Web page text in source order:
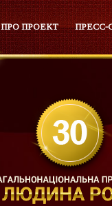
ПРО ПРОЕКТ ПРЕСС-